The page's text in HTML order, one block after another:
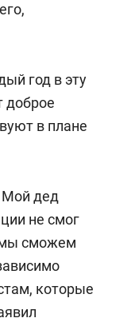
год в эту
доброе
в плане
Мой дед
не смог
мы сможем
которые